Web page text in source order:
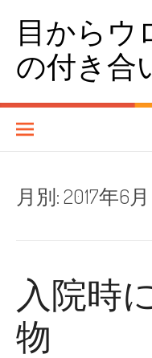
目からウ
の付き合
月別:2017年6月
入院時
物